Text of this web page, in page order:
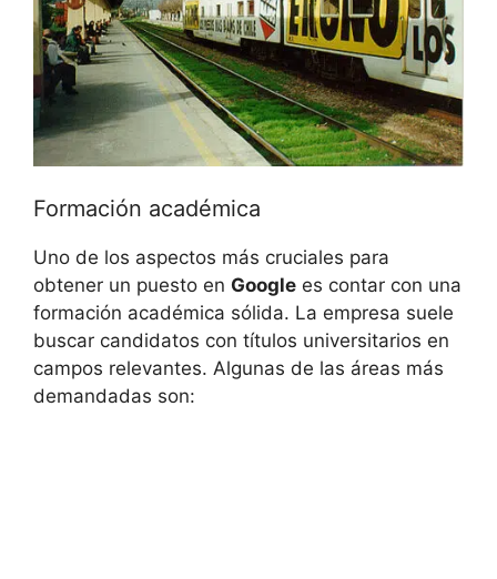
Formación académica
Uno de los aspectos más cruciales para
obtener un puesto en Google es contar con una
formación académica sólida. La empresa suele
buscar candidatos con títulos universitarios en
campos relevantes. Algunas de las áreas más
demandadas son: